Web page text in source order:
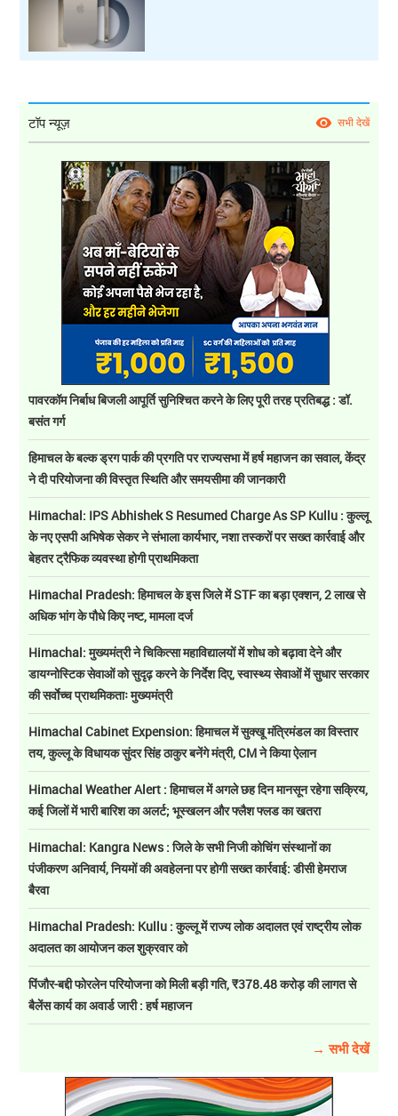
टॉप न्यूज़ सभी देखें
पावरकॉम निर्बाध बिजली आपूर्ति सुनिश्चित करने के लिए पूरी तरह प्रतिबद्ध : डॉ.
बसंत गर्ग
हिमाचल के बल्क ड्रग पार्क की प्रगति पर राज्यसभा में हर्ष महाजन का सवाल, केंद्र
ने दी परियोजना की विस्तृत स्थिति और समयसीमा की जानकारी
Himachal: IPS Abhishek S Resumed Charge As SP Kullu : कुल्लू
के नए एसपी अभिषेक सेकर ने संभाला कार्यभार, नशा तस्करों पर सख्त कार्रवाई और
बेहतर ट्रैफिक व्यवस्था होगी प्राथमिकता
Himachal Pradesh: हिमाचल के इस जिले में STF का बड़ा एक्शन, 2 लाख से
अधिक भांग के पौधे किए नष्ट, मामला दर्ज
Himachal: मुख्यमंत्री ने चिकित्सा महाविद्यालयों में शोध को बढ़ावा देने और
डायग्नोस्टिक सेवाओं को सुदृढ़ करने के निर्देश दिए, स्वास्थ्य सेवाओं में सुधार सरकार
की सर्वाेच्च प्राथमिकताः मुख्यमंत्री
Himachal Cabinet Expension: हिमाचल में सुक्खू मंत्रिमंडल का विस्तार
तय, कुल्लू के विधायक सुंदर सिंह ठाकुर बनेंगे मंत्री, CM ने किया ऐलान
Himachal Weather Alert : हिमाचल में अगले छह दिन मानसून रहेगा सक्रिय,
कई जिलों में भारी बारिश का अलर्ट; भूस्खलन और फ्लैश फ्लड का खतरा
Himachal: Kangra News : जिले के सभी निजी कोचिंग संस्थानों का
पंजीकरण अनिवार्य, नियमों की अवहेलना पर होगी सख्त कार्रवाई: डीसी हेमराज
बैरवा
Himachal Pradesh: Kullu : कुल्लू में राज्य लोक अदालत एवं राष्ट्रीय लोक
अदालत का आयोजन कल शुक्रवार को
पिंजौर-बद्दी फोरलेन परियोजना को मिली बड़ी गति, ₹378.48 करोड़ की लागत से
बैलेंस कार्य का अवार्ड जारी : हर्ष महाजन
→ सभी देखें